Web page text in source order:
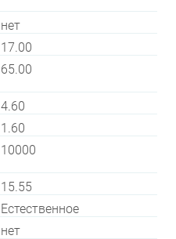
нет
17.00
65.00
4.60
1.60
10000
15.55
Естественное
нет